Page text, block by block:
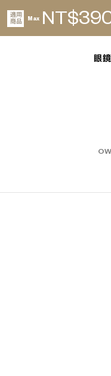
適用
商品
Max NT$
眼鏡